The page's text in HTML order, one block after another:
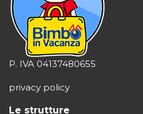
P. IVA 04137480655
privacy policy
Le strutture